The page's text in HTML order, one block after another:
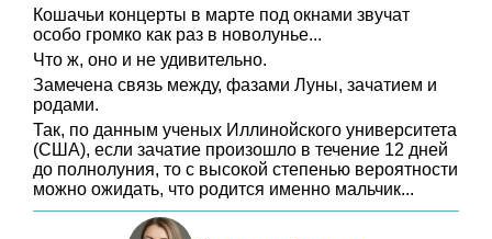
Кошачьи концерты в марте под окнами звучат
особо громко как раз в новолунье...
Что ж, оно и не удивительно.
Замечена связь между, фазами Луны, зачатием и
родами.
Так, по данным ученых Иллинойского университета
(США), если зачатие произошло в течение 12 дней
до полнолуния, то с высокой степенью вероятности
можно ожидать, что родится именно мальчик...